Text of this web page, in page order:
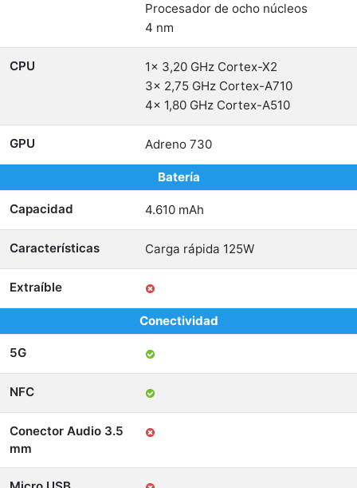
Procesador de ocho núcleos
4 nm
CPU
1x 3,20 GHz Cortex-X2
3x 2,75 GHz Cortex-A710
4x 1,80 GHz Cortex-A510
GPU Adreno 730
Batería
Capacidad 4.610 mAh
Características Carga rápida 125W
Extraíble
Conectividad
5G
NFC
Conector Audio 3.5
mm